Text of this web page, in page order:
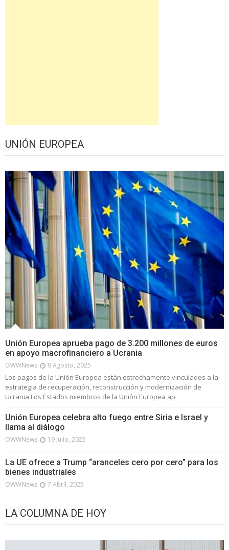
UNIÓN EUROPEA
Unión Europea aprueba pago de 3.200 millones de euros
en apoyo macrofinanciero a Ucrania
OWWNews 9 Agosto, 2025
Los pagos de la Unión Europea están estrechamente vinculados a la
estrategia de recuperación, reconstrucción y modernización de
Ucrania Los Estados miembros de la Unión Europea ap
Unión Europea celebra alto fuego entre Siria e Israel y
llama al diálogo
OWWNews 19 Julio, 2025
La UE ofrece a Trump “aranceles cero por cero” para los
bienes industriales
OWWNews 7 Abril, 2025
LA COLUMNA DE HOY